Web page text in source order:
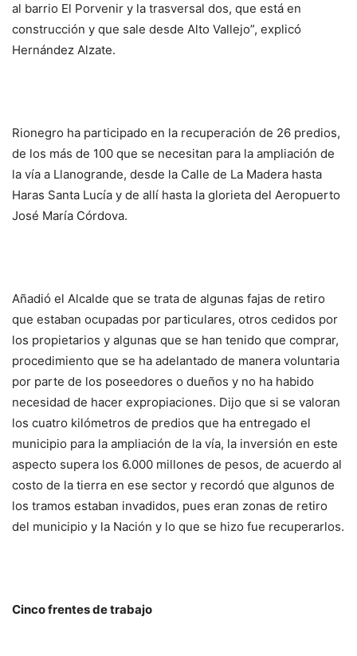
al barrio El Porvenir y la trasversal dos, que está en
construcción y que sale desde Alto Vallejo”, explicó
Hernández Alzate.
Rionegro ha participado en la recuperación de 26 predios,
de los más de 100 que se necesitan para la ampliación de
la vía a Llanogrande, desde la Calle de La Madera hasta
Haras Santa Lucía y de allí hasta la glorieta del Aeropuerto
José María Córdova.
Añadió el Alcalde que se trata de algunas fajas de retiro
que estaban ocupadas por particulares, otros cedidos por
los propietarios y algunas que se han tenido que comprar,
procedimiento que se ha adelantado de manera voluntaria
por parte de los poseedores o dueños y no ha habido
necesidad de hacer expropiaciones. Dijo que si se valoran
los cuatro kilómetros de predios que ha entregado el
municipio para la ampliación de la vía, la inversión en este
aspecto supera los 6.000 millones de pesos, de acuerdo al
costo de la tierra en ese sector y recordó que algunos de
los tramos estaban invadidos, pues eran zonas de retiro
del municipio y la Nación y lo que se hizo fue recuperarlos.
Cinco frentes de trabajo